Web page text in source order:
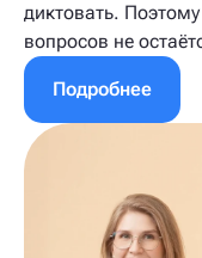
диктовать.
вопросов не
Подробнее